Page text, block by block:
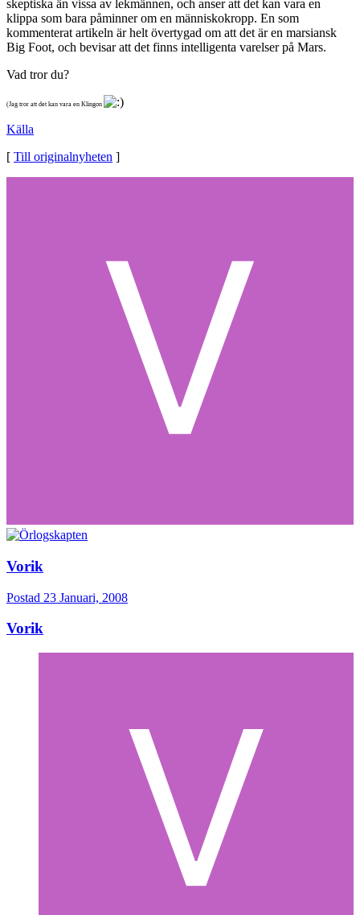
skeptiska än vissa av lekmännen, och anser att det kan vara en
klippa som bara påminner om en människokropp. En som
kommenterat artikeln är helt övertygad om att det är en marsiansk
Big Foot, och bevisar att det finns intelligenta varelser på Mars.
Vad tror du?
(Jag tror att det kan vara en Klingon
Källa
[ Till originalnyheten ]
Vorik
Postad 23 Januari, 2008
Vorik